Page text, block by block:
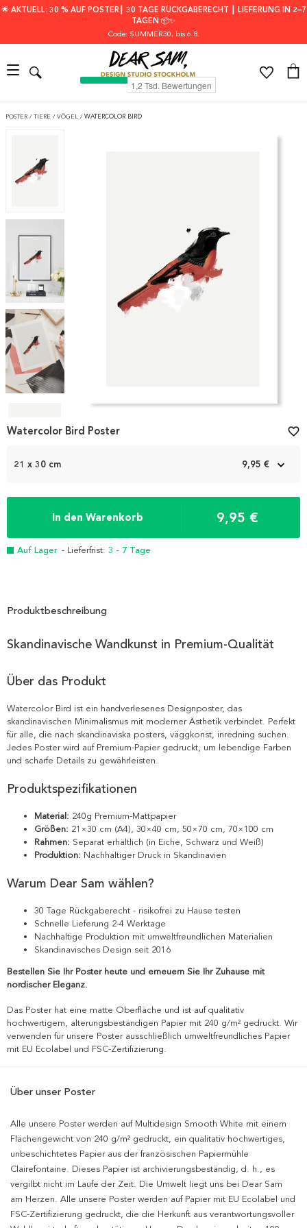
🌟 AKTUELL: 30 % AUF POSTER┃ 30 TAGE RÜCKGABERECHT ┃ LIEFERUNG IN 2–7
TAGEN 📦✨
Code: SUMMER30, bis 6.8.
POSTER / TIERE / VÖGEL / WATERCOLOR BIRD
1
21 x 30 cm 9,95 €
In den Warenkorb 9,95 €
Auf Lager - Lieferfrist: 3 - 7 Tage
Watercolor Bird Poster favorite_border
Produktbeschreibung
Skandinavische Wandkunst in Premium-Qualität
Über das Produkt
Watercolor Bird ist ein handverlesenes Designposter, das
skandinavischen Minimalismus mit moderner Ästhetik verbindet. Perfekt
für alle, die nach skandinaviska posters, väggkonst, inredning suchen.
Jedes Poster wird auf Premium-Papier gedruckt, um lebendige Farben
und scharfe Details zu gewährleisten.
Produktspezifikationen
Material: 240g Premium-Mattpapier
Größen: 21×30 cm (A4), 30×40 cm, 50×70 cm, 70×100 cm
Rahmen: Separat erhältlich (in Eiche, Schwarz und Weiß)
Produktion: Nachhaltiger Druck in Skandinavien
Warum Dear Sam wählen?
30 Tage Rückgaberecht - risikofrei zu Hause testen
Schnelle Lieferung 2-4 Werktage
Nachhaltige Produktion mit umweltfreundlichen Materialien
Skandinavisches Design seit 2016
Bestellen Sie Ihr Poster heute und erneuern Sie Ihr Zuhause mit
nordischer Eleganz.
Das Poster hat eine matte Oberfläche und ist auf qualitativ
hochwertigem, alterungsbeständigen Papier mit 240 g/m² gedruckt. Wir
verwenden für unsere Poster ausschließlich umweltfreundliches Papier
mit EU Ecolabel und FSC-Zertifizierung.
Über unser Poster
Alle unsere Poster werden auf Multidesign Smooth White mit einem
Flächengewicht von 240 g/m² gedruckt, ein qualitativ hochwertiges,
unbeschichtetes Papier aus der französischen Papiermühle
Clairefontaine. Dieses Papier ist archivierungsbeständig, d. h., es
vergilbt nicht im Laufe der Zeit. Die Umwelt liegt uns bei Dear Sam
am Herzen. Alle unsere Poster werden auf Papier mit EU Ecolabel und
FSC-Zertifizierung gedruckt, die die Herkunft aus verantwortungsvoller